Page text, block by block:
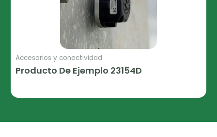
Accesorios y conectividad
Producto De Ejemplo 23154D